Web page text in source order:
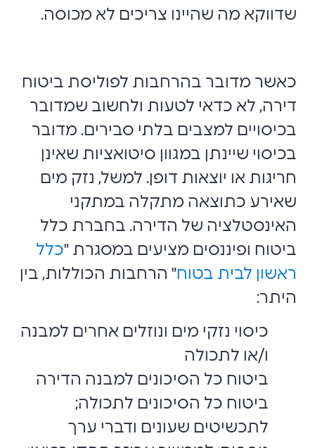
שדווקא מה שהיינו צריכים לא מכוסה.
כאשר מדובר בהרחבות לפוליסת ביטוח
דירה, לא כדאי לטעות ולחשוב שמדובר
בכיסויים למצבים בלתי סבירים. מדובר
בכיסוי שיינתן במגוון סיטואציות שאינן
חריגות או יוצאות דופן. למשל, נזק מים
שאירע כתוצאה מתקלה במתקני
האינסטלציה של הדירה. בחברת כלל
ביטוח ופיננסים מציעים במסגרת "כלל
ראשון לבית בטוח" הרחבות הכוללות, בין
היתר:
כיסוי נזקי מים ונוזלים אחרים למבנה
ו/או לתכולה
ביטוח כל הסיכונים למבנה הדירה
ביטוח כל הסיכונים לתכולה;
לתכשיטים שעונים ודברי ערך